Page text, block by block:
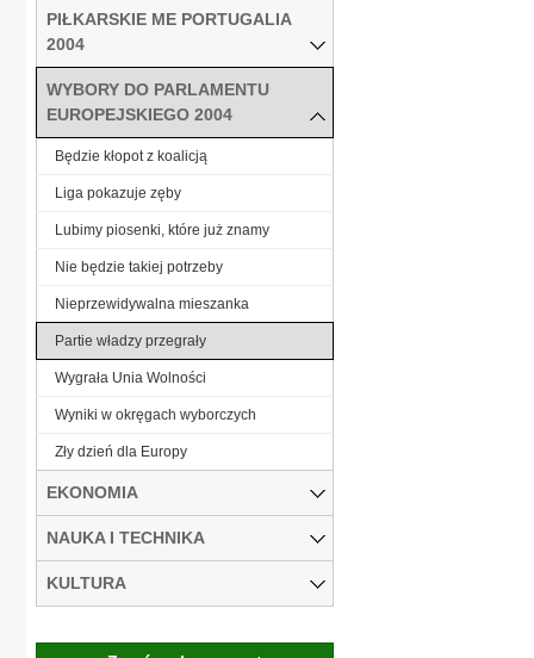
PIŁKARSKIE ME PORTUGALIA
2004
WYBORY DO PARLAMENTU
EUROPEJSKIEGO 2004
Będzie kłopot z koalicją
Liga pokazuje zęby
Lubimy piosenki, które już znamy
Nie będzie takiej potrzeby
Nieprzewidywalna mieszanka
Partie władzy przegrały
Wygrała Unia Wolności
Wyniki w okręgach wyborczych
Zły dzień dla Europy
EKONOMIA
NAUKA I TECHNIKA
KULTURA